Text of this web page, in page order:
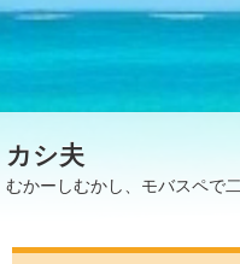
カシ夫
むかーしむかし、モバスペで